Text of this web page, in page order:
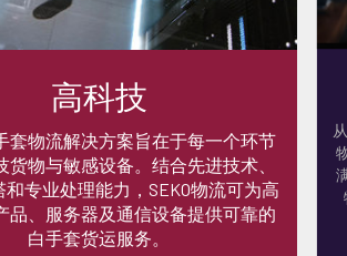
高科技
套物流解决方案旨在于每一个环节
货物与敏感设备。结合先进技术、
专业处理能力，SEKO物流可为高
品、服务器及通信设备提供可靠的
白手套货运服务。